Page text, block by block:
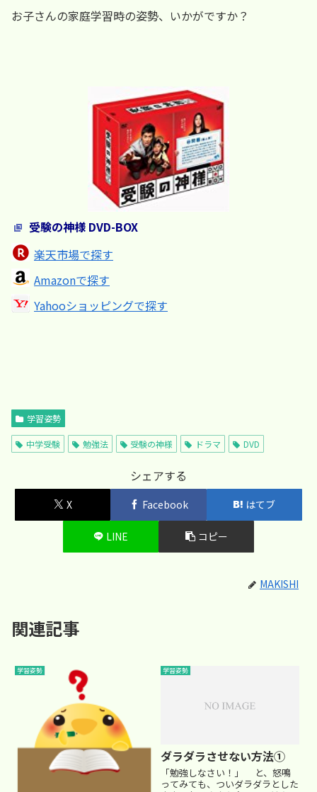
お子さんの家庭学習時の姿勢、いかがですか？
受験の神様 DVD-BOX
楽天市場で探す
Amazonで探す
Yahooショッピングで探す
学習姿勢
中学受験 勉強法 受験の神様 ドラマ DVD
シェアする
X Facebook はてブ
LINE コピー
MAKISHI
関連記事
学習姿勢 学習姿勢
ダラダラさせない方法①
「勉強しなさい！」 と、怒鳴
ってみても、ついダラダラとした